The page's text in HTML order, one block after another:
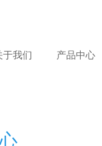
于我们 产品中心